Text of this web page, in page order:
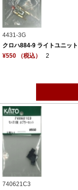
4431-3G
クロハ884-9 ライトユニット
¥550 （税込）
2
740621C3